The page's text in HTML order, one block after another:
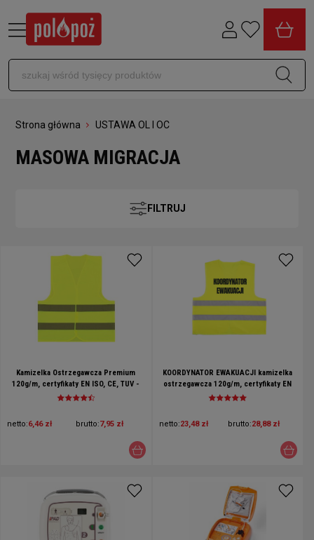
Strona główna USTAWA OL I OC
MASOWA MIGRACJA
FILTRUJ
Kamizelka Ostrzegawcza Premium
120g/m, certyfikaty EN ISO, CE, TUV -
super jakość
netto:6,46 zł brutto:7,95 zł
KOORDYNATOR EWAKUACJI kamizelka
ostrzegawcza 120g/m, certyfikaty EN
ISO, CE, TUV
netto:23,48 zł brutto:28,88 zł